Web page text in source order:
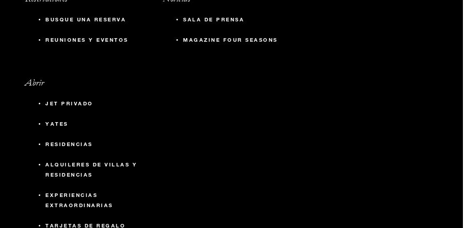
BUSQUE UNA RESERVA
REUNIONES Y EVENTOS
SALA DE PRENSA
MAGAZINE FOUR SEASONS
Abrir
JET PRIVADO
YATES
RESIDENCIAS
ALQUILERES DE VILLAS Y
RESIDENCIAS
EXPERIENCIAS
EXTRAORDINARIAS
TARJETAS DE REGALO